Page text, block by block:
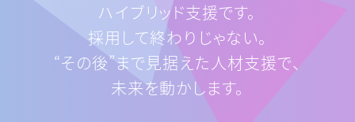
ハイブリッド支援です。
採用して終わりじゃない。
“その後”まで見据えた人材支援で、
未来を動かします。